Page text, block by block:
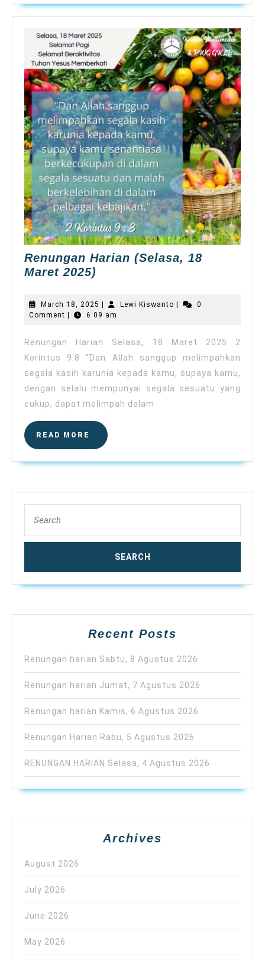
Renungan Harian (Selasa, 18
Maret 2025)
(Selasa,
18
2025)
March 18, 2025 March
18,
Lewi Kiswanto Lewi
0
Comment
6:09 am
Renungan Harian Selasa, 18 Maret 2025 2
Korintus 9:8 “Dan Allah sanggup melimpahkan
segala kasih karunia kepada kamu, supaya kamu,
dengan selalu mempunyai segala sesuatu yang
cukup, dapat melimpah dalam
READ MORE
READ
MORE
for:
Recent Posts
Renungan harian Sabtu, 8 Agustus 2026
Renungan harian Jumat, 7 Agustus 2026
Renungan harian Kamis, 6 Agustus 2026
Renungan Harian Rabu, 5 Agustus 2026
RENUNGAN HARIAN Selasa, 4 Agustus 2026
Archives
August 2026
July 2026
June 2026
May 2026